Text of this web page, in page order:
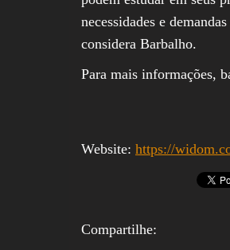
necessidades e
considera Barbalho.
Para mais informações,
Website: https://
Compartilhe: